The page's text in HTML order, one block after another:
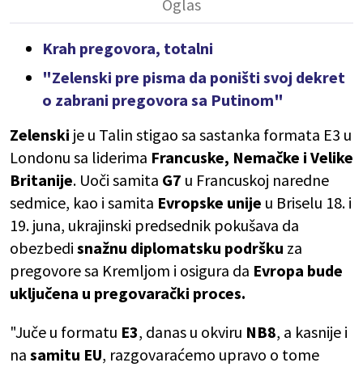
Krah pregovora, totalni
"Zelenski pre pisma da poništi svoj dekret
o zabrani pregovora sa Putinom"
Zelenski je u Talin stigao sa sastanka formata E3 u
Londonu sa liderima Francuske, Nemačke i Velike
Britanije. Uoči samita G7 u Francuskoj naredne
sedmice, kao i samita Evropske unije u Briselu 18. i
19. juna, ukrajinski predsednik pokušava da
obezbedi snažnu diplomatsku podršku za
pregovore sa Kremljom i osigura da Evropa bude
uključena u pregovarački proces.
"Juče u formatu E3, danas u okviru NB8, a kasnije i
na samitu EU, razgovaraćemo upravo o tome